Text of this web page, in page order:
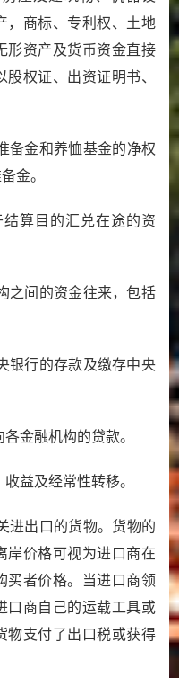
，商标、专利权、土地
形资产及货币资金直接
权证、出资证明书、
备金和养恤基金的净权
金。
算目的汇兑在途的资
之间的资金往来，包括
银行的存款及缴存中央
金融机构的贷款。
益及经常性转移。
进出口的货物。货物的
岸价格可视为进口商在
买者价格。当进口商领
口商自己的运载工具或
物支付了出口税或获得